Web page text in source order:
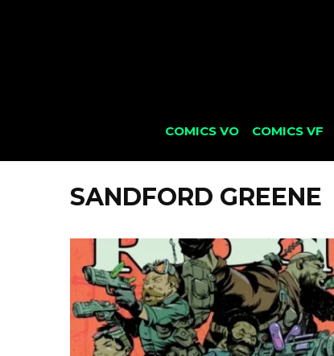
COMICS VO COMICS VF
SANDFORD GREENE